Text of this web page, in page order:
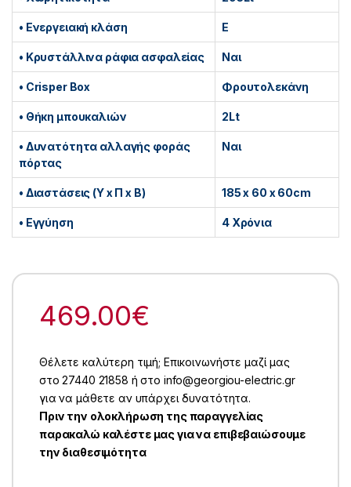
• Ενεργειακή κλάση E
• Κρυστάλλινα ράφια ασφαλείας Ναι
• Crisper Box Φρουτολεκάνη
• Θήκη μπουκαλιών 2Lt
• Δυνατότητα αλλαγής φοράς
πόρτας
Ναι
• Διαστάσεις (Υ x Π x B) 185 x 60 x 60cm
• Εγγύηση 4 Χρόνια
469.00€
Θέλετε καλύτερη τιμή; Επικοινωνήστε μαζί μας
στο 27440 21858 ή στο info@georgiou-electric.gr
για να μάθετε αν υπάρχει δυνατότητα.
Πριν την ολοκλήρωση της παραγγελίας
παρακαλώ καλέστε μας για να επιβεβαιώσουμε
την διαθεσιμότητα